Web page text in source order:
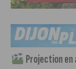
Projection